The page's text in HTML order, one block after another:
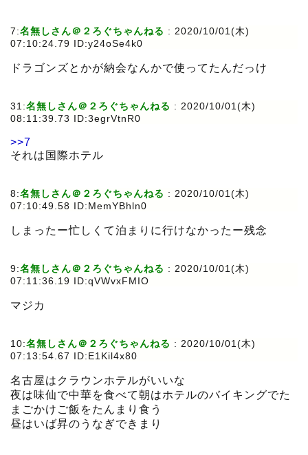
7:名無しさん＠２ろぐちゃんねる : 2020/10/01(木)
07:10:24.79 ID:y24oSe4k0
ドラゴンズとかが納会なんかで使ってたんだっけ
31:名無しさん＠２ろぐちゃんねる : 2020/10/01(木)
08:11:39.73 ID:3egrVtnR0
>>7
それは国際ホテル
8:名無しさん＠２ろぐちゃんねる : 2020/10/01(木)
07:10:49.58 ID:MemYBhln0
しまったー忙しくて泊まりに行けなかったー残念
9:名無しさん＠２ろぐちゃんねる : 2020/10/01(木)
07:11:36.19 ID:qVWvxFMIO
マジカ
10:名無しさん＠２ろぐちゃんねる : 2020/10/01(木)
07:13:54.67 ID:E1Kil4x80
名古屋はクラウンホテルがいいな
夜は味仙で中華を食べて朝はホテルのバイキングでた
まごかけご飯をたんまり食う
昼はいば昇のうなぎできまり